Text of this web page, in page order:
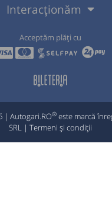
Interacționăm
Acceptăm plăți cu
| Autogari.RO®este marcă
SRL | Termeni și condiții